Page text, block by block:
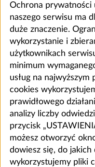
Ochrona prywatności
naszego serwisu ma
duże znaczenie.
wykorzystanie i
użytkownikach
minimum
usług na najwyższym
cookies
prawidłowego
analizy liczby
przycisk
możesz otworzyć
dowiesz się, do jakich
wykorzystujemy pliki